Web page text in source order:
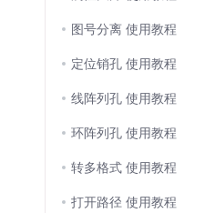
图号分离 使用教程
定位销孔 使用教程
线阵列孔 使用教程
环阵列孔 使用教程
转多格式 使用教程
打开路径 使用教程